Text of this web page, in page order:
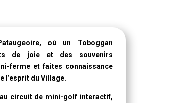
, où un Toboggan
de joie et des souvenirs
ferme et faites connaissance
l’esprit du Village.
circuit de mini-golf interactif,